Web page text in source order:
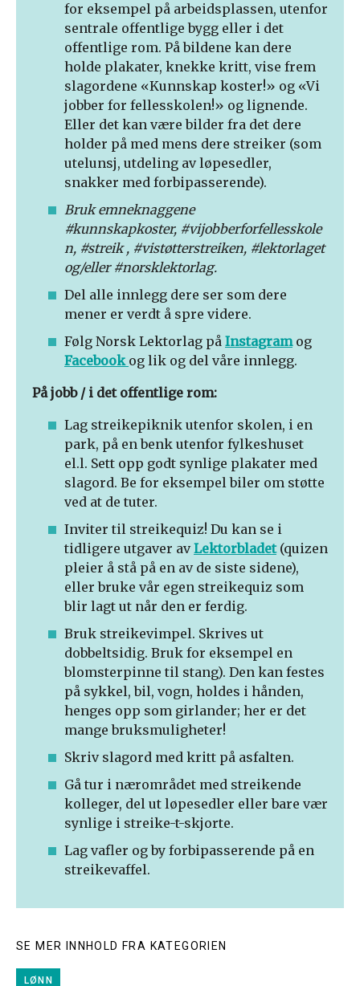
for eksempel på arbeidsplassen, utenfor
sentrale offentlige bygg eller i det
offentlige rom. På bildene kan dere
holde plakater, knekke kritt, vise frem
slagordene «Kunnskap koster!» og «Vi
jobber for fellesskolen!» og lignende.
Eller det kan være bilder fra det dere
holder på med mens dere streiker (som
utelunsj, utdeling av løpesedler,
snakker med forbipasserende).
Bruk emneknaggene
#kunnskapkoster, #vijobberforfellesskole
n, #streik , #vistøtterstreiken, #lektorlaget
og/eller #norsklektorlag.
Del alle innlegg dere ser som dere
mener er verdt å spre videre.
Følg Norsk Lektorlag på Instagram og
Facebook og lik og del våre innlegg.
På jobb / i det offentlige rom:
Lag streikepiknik utenfor skolen, i en
park, på en benk utenfor fylkeshuset
el.l. Sett opp godt synlige plakater med
slagord. Be for eksempel biler om støtte
ved at de tuter.
Inviter til streikequiz! Du kan se i
tidligere utgaver avLektorbladet (quizen
pleier å stå på en av de siste sidene),
eller bruke vår egen streikequiz som
blir lagt ut når den er ferdig.
Bruk streikevimpel. Skrives ut
dobbeltsidig. Bruk for eksempel en
blomsterpinne til stang). Den kan festes
på sykkel, bil, vogn, holdes i hånden,
henges opp som girlander; her er det
mange bruksmuligheter!
Skriv slagord med kritt på asfalten.
Gå tur i nærområdet med streikende
kolleger, del ut løpesedler eller bare vær
synlige i streike-t-skjorte.
Lag vafler og by forbipasserende på en
streikevaffel.
SE MER INNHOLD FRA KATEGORIEN
LØNN